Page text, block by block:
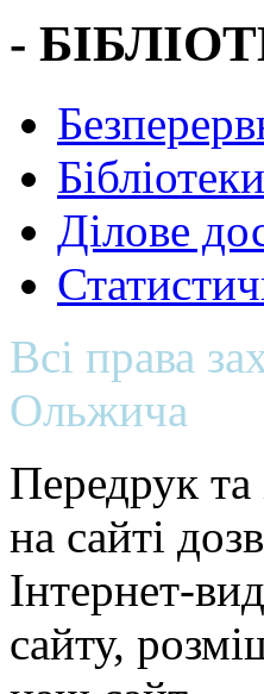
-
Ділове
Всі права
Ольжича
Передрук та
на сайті
Інтернет-
сайту,